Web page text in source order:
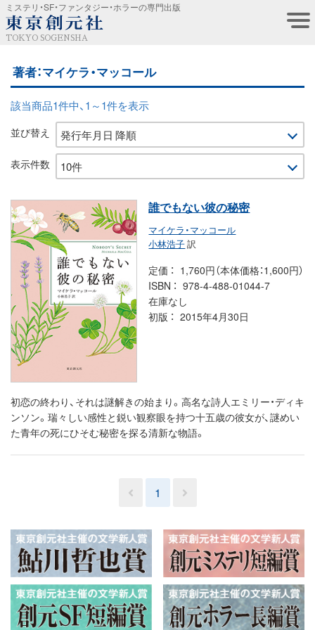
ミステリ・SF・ファンタジー・ホラーの専門出版
TOKYO SOGENSHA
著者：マイケラ・マッコール
該当商品1件中、1～1件を表示
並び替え
表示件数
誰でもない彼の秘密
マイケラ・マッコール
小林浩子訳
定価
1,760円（本体価格：1,600円）
ISBN
978-4-488-01044-7
在庫なし
初版
2015年4月30日
初恋の終わり、それは謎解きの始まり。高名な詩人エミリー・ディキ
ンソン。瑞々しい感性と鋭い観察眼を持つ十五歳の彼女が、謎めい
た青年の死にひそむ秘密を探る清新な物語。
1